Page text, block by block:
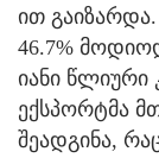
ით გაიზარდა.
46.7%
იანი წლიური
ექსპორტმა
შეადგინა,